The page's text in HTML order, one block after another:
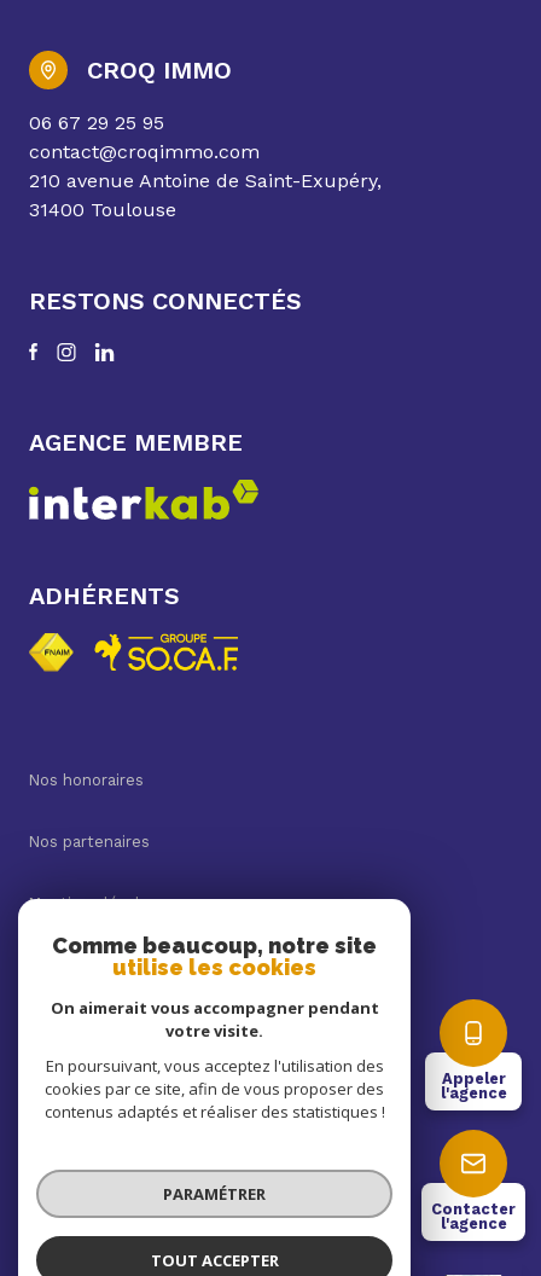
Appeler
l'agence
Contacter
l'agence
CROQ IMMO
06 67 29 25 95
contact@croqimmo.com
210 avenue Antoine de Saint-Exupéry,
31400 Toulouse
RESTONS CONNECTÉS
AGENCE MEMBRE
ADHÉRENTS
Nos honoraires
Nos partenaires
Mentions légales
Cookies
© 2026 | Tous droits réservés
Réalisé par
Comme beaucoup, notre site
utilise les cookies
On aimerait vous accompagner pendant
votre visite.
En poursuivant, vous acceptez l'utilisation des
cookies par ce site, afin de vous proposer des
contenus adaptés et réaliser des statistiques !
PARAMÉTRER
TOUT ACCEPTER